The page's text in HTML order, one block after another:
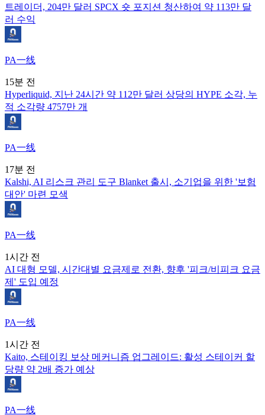
트레이더, 204만 달러 SPCX 숏 포지션 청산하여 약 113만 달
러 수익
PA一线
15분 전
Hyperliquid, 지난 24시간 약 112만 달러 상당의 HYPE 소각, 누
적 소각량 4757만 개
PA一线
17분 전
Kalshi, AI 리스크 관리 도구 Blanket 출시, 소기업을 위한 '보험
대안' 마련 모색
PA一线
1시간 전
AI 대형 모델, 시간대별 요금제로 전환, 향후 '피크/비피크 요금
제' 도입 예정
PA一线
1시간 전
Kaito, 스테이킹 보상 메커니즘 업그레이드: 활성 스테이커 할
당량 약 2배 증가 예상
PA一线